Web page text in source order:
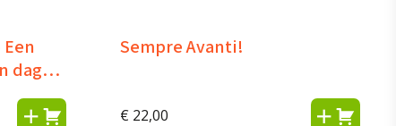
dag
Sempre Avanti!
€ 22,00